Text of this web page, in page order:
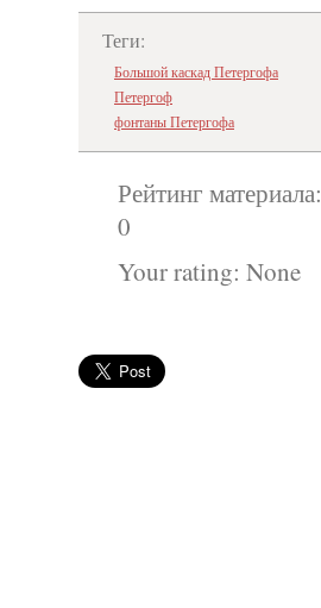
Теги:
Большой каскад Петергофа
Петергоф
фонтаны Петергофа
Рейтинг материала:
0
Your rating: None